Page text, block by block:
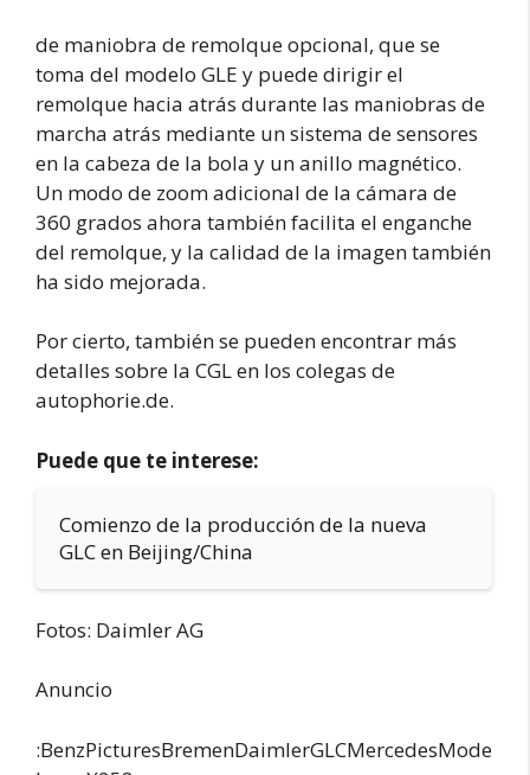
de maniobra de remolque opcional, que se
toma del modelo GLE y puede dirigir el
remolque hacia atrás durante las maniobras de
marcha atrás mediante un sistema de sensores
en la cabeza de la bola y un anillo magnético.
Un modo de zoom adicional de la cámara de
360 grados ahora también facilita el enganche
del remolque, y la calidad de la imagen también
ha sido mejorada.
Por cierto, también se pueden encontrar más
detalles sobre la CGL en los colegas de
autophorie.de.
Puede que te interese:
Comienzo de la producción de la nueva
GLC en Beijing/China
Fotos: Daimler AG
Anuncio
:BenzPicturesBremenDaimlerGLCMercedesMode